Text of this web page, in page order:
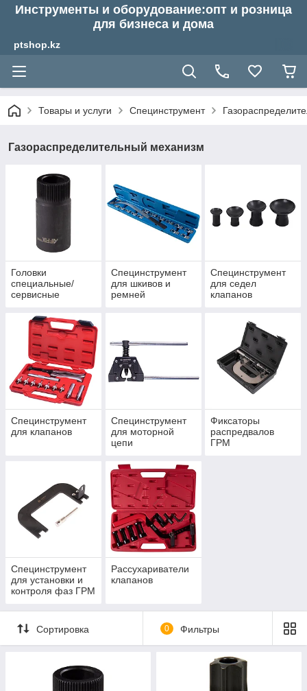
Инструменты и оборудование:опт и розница
для бизнеса и дома
ptshop.kz
Товары и услуги Специнструмент
Газораспределительный механизм
Головки
специальные/
сервисные
Специнструмент
для шкивов и
ремней
Специнструмент
для седел
клапанов
Специнструмент
для клапанов
Специнструмент
для моторной
цепи
Фиксаторы
распредвалов
ГРМ
Специнструмент
для установки и
контроля фаз ГРМ
Рассухариватели
клапанов
Сортировка 0 Фильтры